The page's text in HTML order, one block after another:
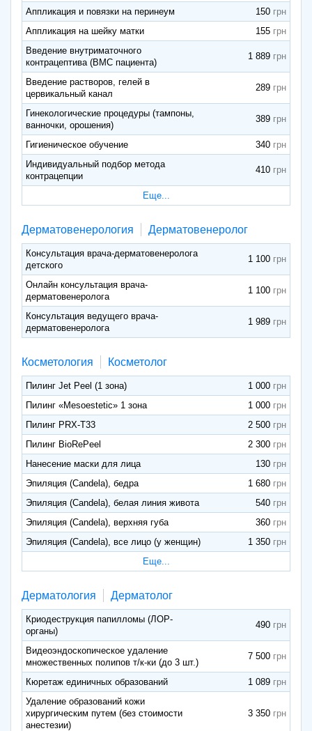
Аппликация и повязки на перинеум
150
Аппликация на шейку матки
155
Введение внутриматочного
контрацептива (ВМС пациента)
1 889
Введение растворов, гелей в
цервикальный канал
289
Гинекологические процедуры (тампоны,
ванночки, орошения)
389
Гигиеническое обучение
340
Индивидуальный подбор метода
контрацепции
410
Еще...
Дерматовенерология Дерматовенеролог
Консультация врача-дерматовенеролога
детского
1 100
Онлайн консультация врача-
дерматовенеролога
1 100
Консультация ведущего врача-
дерматовенеролога
1 989
Косметология Косметолог
Пилинг Jet Peel (1 зона)
1 000
Пилинг «Mesoestetic» 1 зона
1 000
Пилинг PRX-Т33
2 500
Пилинг BioRePeel
2 300
Нанесение маски для лица
130
Эпиляция (Candela), бедра
1 680
Эпиляция (Candela), белая линия живота
540
Эпиляция (Candela), верхняя губа
360
Эпиляция (Candela), все лицо (у женщин)
1 350
Еще...
Дерматология Дерматолог
Криодеструкция папилломы (ЛОР-
органы)
490
Видеоэндоскопическое удаление
множественных полипов т/к-ки (до 3 шт.)
7 500
Кюретаж единичных образований
1 089
Удаление образований кожи
хирургическим путем (без стоимости
анестезии)
3 350